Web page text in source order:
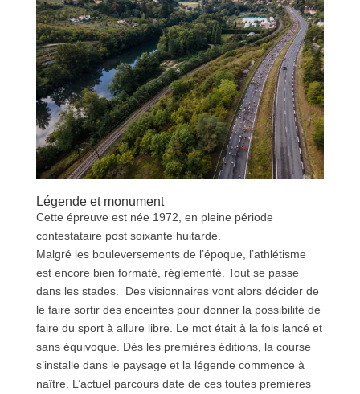
Légende et monument
Cette épreuve est née 1972, en pleine période
contestataire post soixante huitarde.
Malgré les bouleversements de l’époque, l’athlétisme
est encore bien formaté, réglementé. Tout se passe
dans les stades. Des visionnaires vont alors décider de
le faire sortir des enceintes pour donner la possibilité de
faire du sport à allure libre. Le mot était à la fois lancé et
sans équivoque. Dès les premières éditions, la course
s’installe dans le paysage et la légende commence à
naître. L’actuel parcours date de ces toutes premières